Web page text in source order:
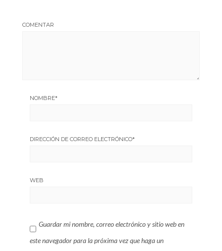
COMENTAR
NOMBRE*
DIRECCIÓN DE CORREO ELECTRÓNICO*
WEB
Guardar mi nombre, correo electrónico y sitio web en
este navegador para la próxima vez que haga un